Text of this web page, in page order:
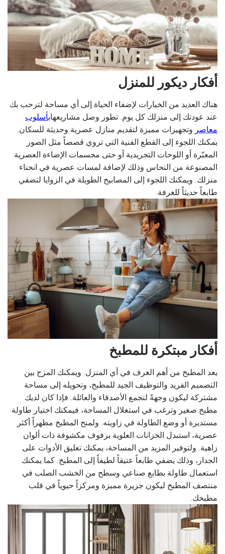
أفكار ديكور للمنزل
هناك العديد من الخيارات لإضفاء الحياة إلى أي مساحة لترحب بك
عند عودتك إلى منزلك كل يوم. تطور وصل مشاريعهابأسلوب
معاصر وتجهيزات مميزة لتقديم منازل عصرية وحديثة للسكان.
يمكنك اللجوء إلى القطع الفنية التي تروي قصصاً مثل الصور
المعبّرة أو اللوحات التجريدية أو حتى مجسمات الإضاءة العصرية
المصنوعة من النحاس وذلك لإضافة لمسات عصرية في انحناء
منزلك. ويمكنك اللجوء إلى المصابيح الطويلة في الزوايا لتضفي
طابعاً حديثاً للغرفة.
أفكار مبتكرة للمطبخ
يعد المطبخ من أهم الغرف في أي المنزل. ويمكنك المزج بين
التصميم الفريد والتوظيف الجيد للمطبخ، وتحويله إلى مساحة
مشتركة ليكون وجهةً لتجمع الأصدقاء والعائلة. فإذا كان لديك
مطبخ صغير وترغب في استغلال المساحة، فيمكنك اختيار طاولة
مستديرة أو وضع الطاولة في زاويته. ولمنح المطبخ مظهراً أكثر
عصرية، استبدل الخزانات العلوية برفوف مكشوفة ذات ألوان
زاهية. ولتوفير المزيد من المساحة، يمكنك تعليق الأدوات على
الجدار، وذلك يضفي طابعاً عتيقاً لطيفاً إلى المطبخ. كما يمكنك
استعمال طاولة بطابع صناعي وسطح من الخشب الصلب في
منتصف المطبخ ليكون جزيرة مميزة ومركزاً حيوياً في قلب
مطبخك.